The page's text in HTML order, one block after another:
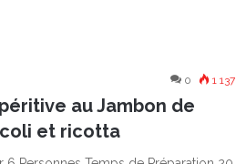
0 1 137
au Jambon de
et ricotta